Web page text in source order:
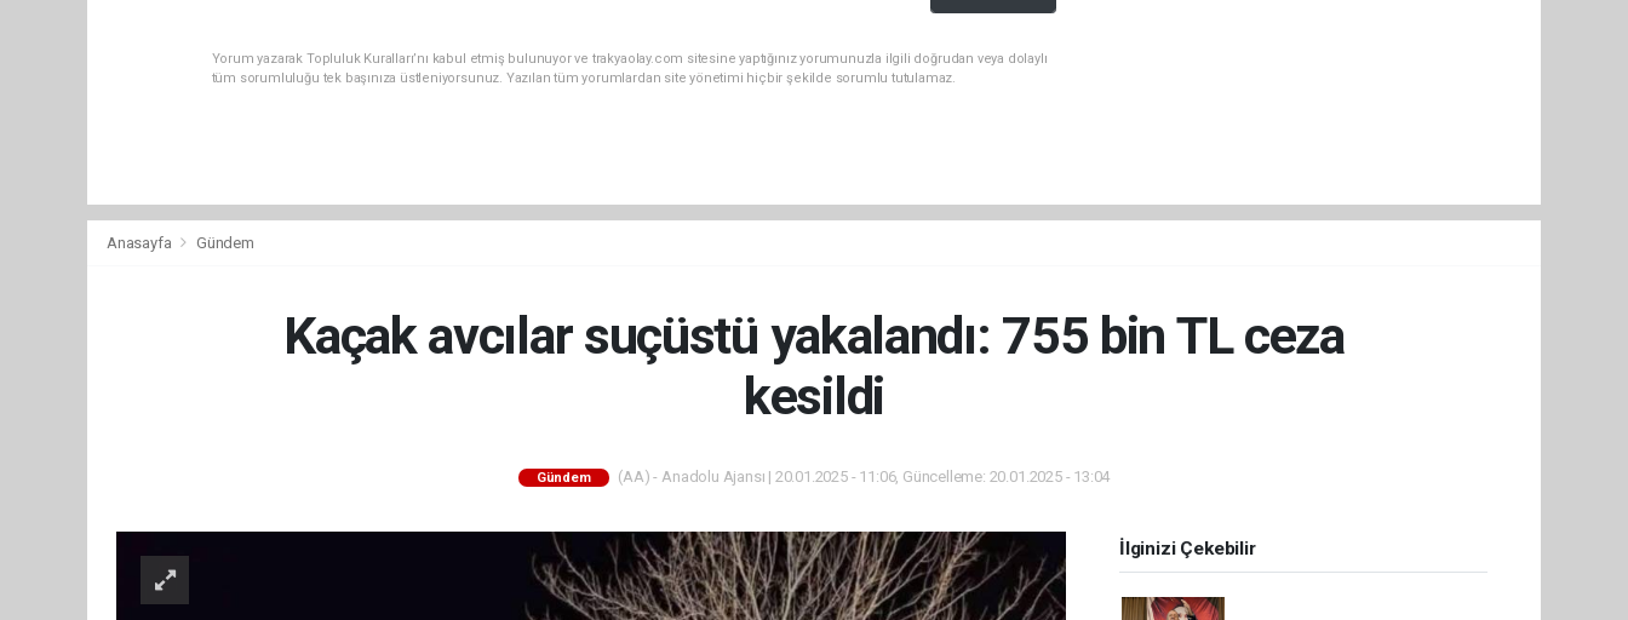
Yorum yazarak Topluluk Kuralları’nı kabul etmiş bulunuyor ve trakyaolay.com sitesine yaptığınız yorumunuzla ilgili doğrudan veya dolaylı
tüm sorumluluğu tek başınıza üstleniyorsunuz. Yazılan tüm yorumlardan site yönetimi hiçbir şekilde sorumlu tutulamaz.
Anasayfa Gündem
Kaçak avcılar suçüstü yakalandı: 755 bin TL ceza
kesildi
Gündem (AA) - Anadolu Ajansı | 20.01.2025 - 11:06, Güncelleme: 20.01.2025 - 13:04
İlginizi Çekebilir